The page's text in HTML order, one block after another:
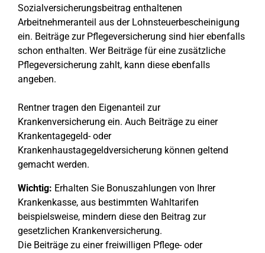
Sozialversicherungsbeitrag enthaltenen
Arbeitnehmeranteil aus der Lohnsteuerbescheinigung
ein. Beiträge zur Pflegeversicherung sind hier ebenfalls
schon enthalten. Wer Beiträge für eine zusätzliche
Pflegeversicherung zahlt, kann diese ebenfalls
angeben.
Rentner tragen den Eigenanteil zur
Krankenversicherung ein. Auch Beiträge zu einer
Krankentagegeld- oder
Krankenhaustagegeldversicherung können geltend
gemacht werden.
Wichtig: Erhalten Sie Bonuszahlungen von Ihrer
Krankenkasse, aus bestimmten Wahltarifen
beispielsweise, mindern diese den Beitrag zur
gesetzlichen Krankenversicherung.
Die Beiträge zu einer freiwilligen Pflege- oder